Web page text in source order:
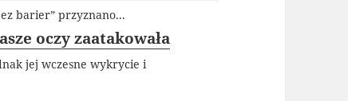
barier” przyznano...
oczy zaatakowała
jej wczesne wykrycie i